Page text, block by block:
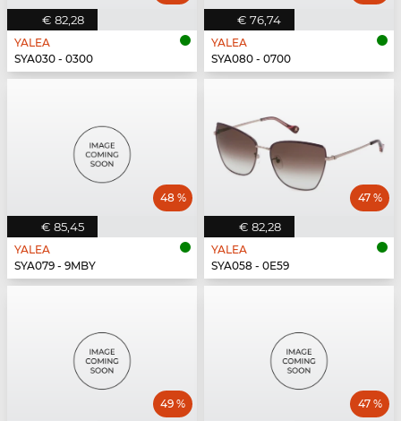
€ 82,28
YALEA
SYA030 - 0300
€ 76,74
YALEA
SYA080 - 0700
€ 85,45
48 %
YALEA
SYA079 - 9MBY
€ 82,28
47 %
YALEA
SYA058 - 0E59
49 % 47 %